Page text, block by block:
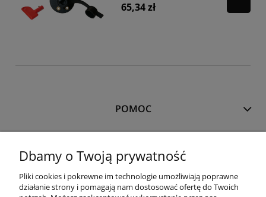
65,34 zł
POMOC
MOJE KONTO
PŁATNOŚCI I DOSTAWA
Dbamy o Twoją prywatność
Pliki cookies i pokrewne im technologie umożliwiają poprawne
działanie strony i pomagają nam dostosować ofertę do Twoich